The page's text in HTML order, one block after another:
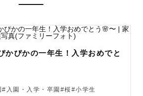
"お守り"になる写真を
います🌿
だきたい🌸
かぴかの一年生！入学おめでと
入園・入学・卒園#桜#小学生